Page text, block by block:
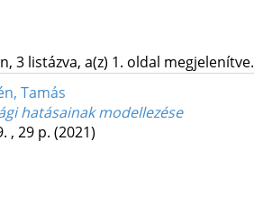
3 listázva, a(z) 1. oldal megjelenítve.
Tamás
hatásainak modellezése
, 29 p. (2021)